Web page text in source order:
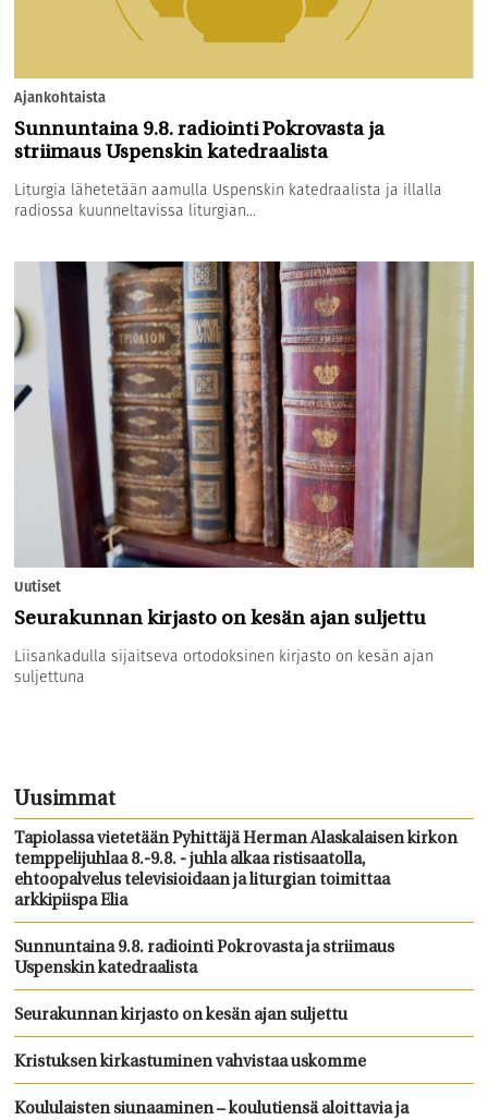
Ajankohtaista
Sunnuntaina 9.8. radiointi Pokrovasta ja
striimaus Uspenskin katedraalista
Liturgia lähetetään aamulla Uspenskin katedraalista ja illalla
radiossa kuunneltavissa liturgian...
Uutiset
Seurakunnan kirjasto on kesän ajan suljettu
Liisankadulla sijaitseva ortodoksinen kirjasto on kesän ajan
suljettuna
Uusimmat
Tapiolassa vietetään Pyhittäjä Herman Alaskalaisen kirkon
temppelijuhlaa 8.-9.8. - juhla alkaa ristisaatolla,
ehtoopalvelus televisioidaan ja liturgian toimittaa
arkkipiispa Elia
Sunnuntaina 9.8. radiointi Pokrovasta ja striimaus
Uspenskin katedraalista
Seurakunnan kirjasto on kesän ajan suljettu
Kristuksen kirkastuminen vahvistaa uskomme
Koululaisten siunaaminen – koulutiensä aloittavia ja